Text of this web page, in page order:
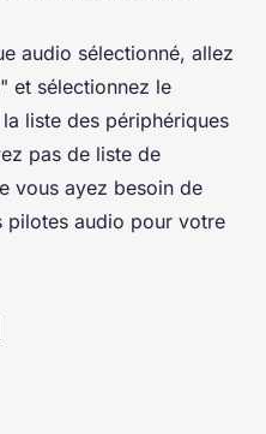
audio sélectionné, allez
et sélectionnez le
liste des périphériques
pas de liste de
vous ayez besoin de
pilotes audio pour votre